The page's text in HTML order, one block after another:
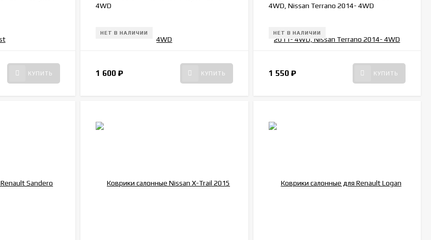
КУПИТЬ
4WD
НЕТ В НАЛИЧИИ
1 600₽ КУПИТЬ
4WD, Nissan Terrano 2014- 4WD
НЕТ В НАЛИЧИИ
1 550 ₽ КУПИТЬ